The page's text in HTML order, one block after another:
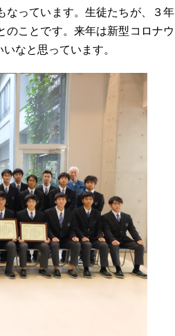
なっています。生徒たちが、３年
のことです。来年は新型コロナウ
なと思っています。